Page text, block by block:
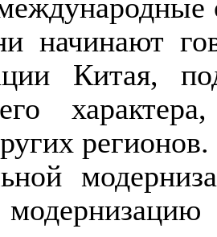
начинают
Китая,
регионов.